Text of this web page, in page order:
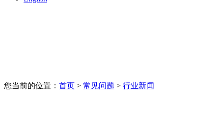
您当前的位置： 首页 > 常见问题 > 行业新闻